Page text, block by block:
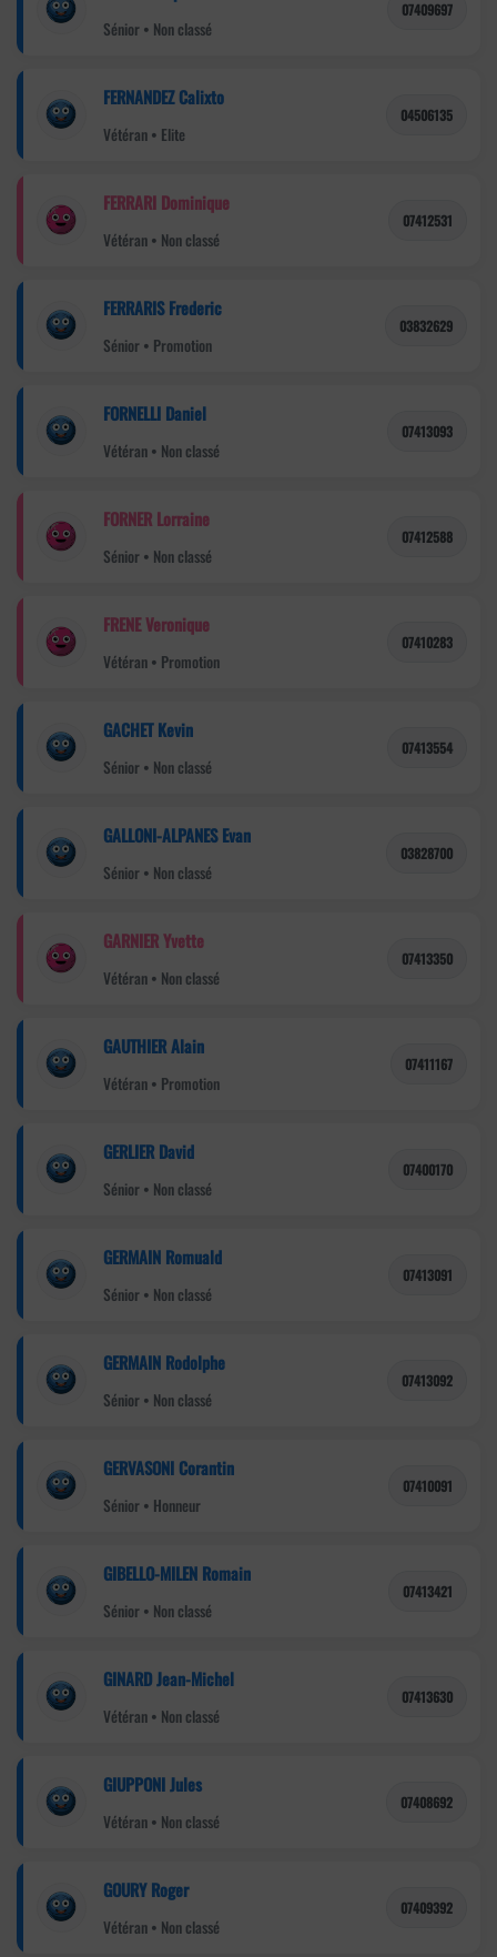
Sénior • Non classé
07409697
FERNANDEZ Calixto
Vétéran • Elite
04506135
FERRARI Dominique
Vétéran • Non classé
07412531
FERRARIS Frederic
Sénior • Promotion
03832629
FORNELLI Daniel
Vétéran • Non classé
07413093
FORNER Lorraine
Sénior • Non classé
07412588
FRENE Veronique
Vétéran • Promotion
07410283
GACHET Kevin
Sénior • Non classé
07413554
GALLONI-ALPANES Evan
Sénior • Non classé
03828700
GARNIER Yvette
Vétéran • Non classé
07413350
GAUTHIER Alain
Vétéran • Promotion
07411167
GERLIER David
Sénior • Non classé
07400170
GERMAIN Romuald
Sénior • Non classé
07413091
GERMAIN Rodolphe
Sénior • Non classé
07413092
GERVASONI Corantin
Sénior • Honneur
07410091
GIBELLO-MILEN Romain
Sénior • Non classé
07413421
GINARD Jean-Michel
Vétéran • Non classé
07413630
GIUPPONI Jules
Vétéran • Non classé
07408692
GOURY Roger
Vétéran • Non classé
07409392